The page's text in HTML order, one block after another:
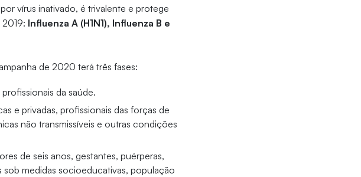
vírus inativado, é trivalente e protege
Influenza A (H1N1), Influenza B e
de 2020 terá três fases:
da saúde.
e privadas, profissionais das forças de
não transmissíveis e outras condições
de seis anos, gestantes, puérperas,
sob medidas socioeducativas, população